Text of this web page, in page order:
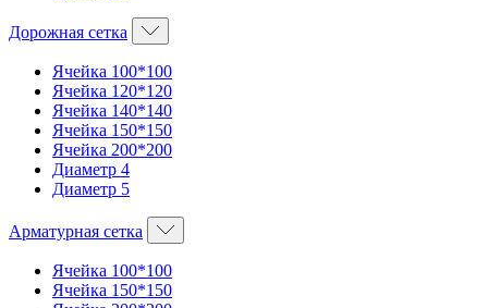
Дорожная сетка
Ячейка 100*100
Ячейка 120*120
Ячейка 140*140
Ячейка 150*150
Ячейка 200*200
Диаметр 4
Диаметр 5
Арматурная сетка
Ячейка 100*100
Ячейка 150*150